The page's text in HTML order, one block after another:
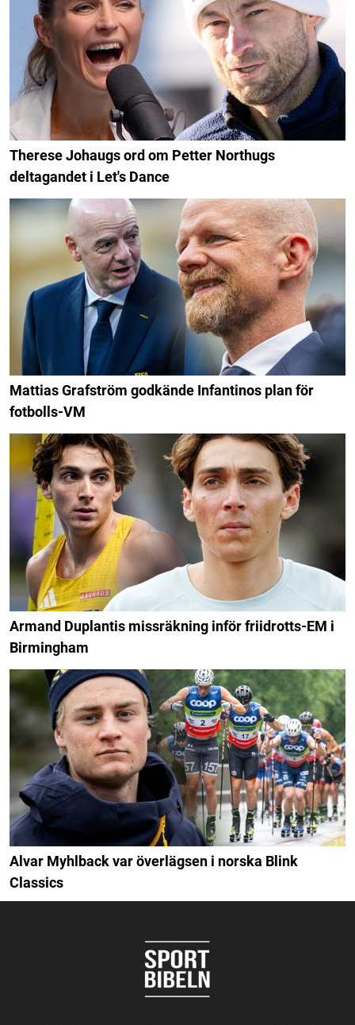
Therese Johaugs ord om Petter Northugs
deltagandet i Let's Dance
Mattias Grafström godkände Infantinos plan för
fotbolls-VM
Armand Duplantis missräkning inför friidrotts-EM i
Birmingham
Alvar Myhlback var överlägsen i norska Blink
Classics